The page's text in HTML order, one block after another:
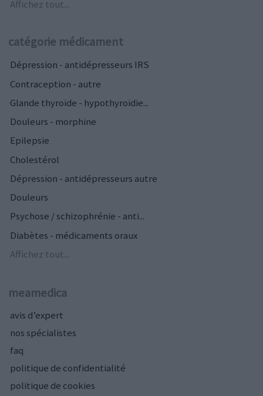
Affichez tout...
catégorie médicament
Dépression - antidépresseurs IRS
Contraception - autre
Glande thyroïde - hypothyroïdie...
Douleurs - morphine
Epilepsie
Cholestérol
Dépression - antidépresseurs autre
Douleurs
Psychose / schizophrénie - anti...
Diabètes - médicaments oraux
Affichez tout...
meamedica
avis d’expert
nos spécialistes
faq
politique de confidentialité
politique de cookies